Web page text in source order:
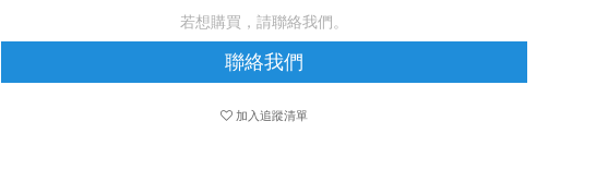
若想購買，請聯絡我們。
聯絡我們
加入追蹤清單